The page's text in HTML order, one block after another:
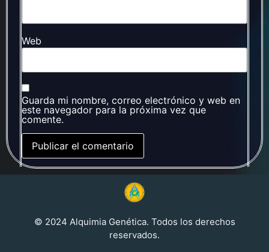
Web
Guarda mi nombre, correo electrónico y web en
este navegador para la próxima vez que
comente.
© 2024 Alquimia Genética. Todos los derechos
reservados.